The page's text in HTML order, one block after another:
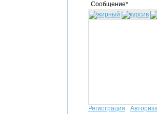
Сообщение*
Регистрация